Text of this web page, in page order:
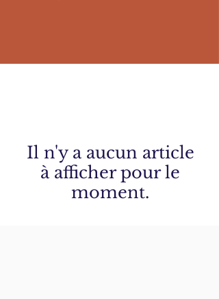
Il n'y a aucun article
à afficher pour le
moment.